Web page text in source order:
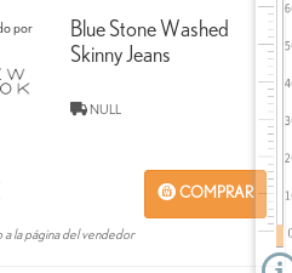
por
Blue Stone Washed
Skinny Jeans
NULL
COMPRAR
a la página del vendedor